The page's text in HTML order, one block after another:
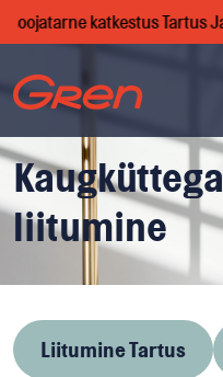
katkestus Tartus
Kaugküttega
liitumine
Liitumine Tartus